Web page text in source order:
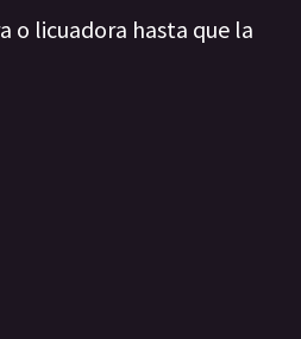
o licuadora hasta que la